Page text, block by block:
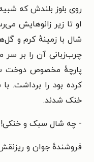
روی بلوز بلندش که
او تا زیر زانوهایش
شال با زمینهٔ کرم و
چرب‌زبانی آن را بر سر
پارچهٔ مخصوص دوخت
کرده بود را برداشت.
خنک شدند.
- چه شال سبک و خنکی!
فروشندهٔ جوان و